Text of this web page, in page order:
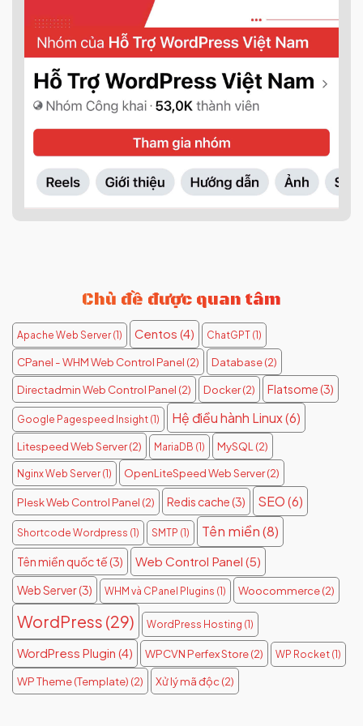
Chủ đề được quan tâm
Apache Web Server (1) Centos (4) ChatGPT (1)
CPanel - WHM Web Control Panel (2) Database(2)
Directadmin Web Control Panel (2) Docker(2) Flatsome(3)
Google Pagespeed Insight (1) Hệ điều hành Linux(6)
Litespeed Web Server(2) MariaDB (1) MySQL (2)
Nginx Web Server (1) OpenLiteSpeed Web Server(2)
Plesk Web Control Panel (2) Redis cache(3) SEO (6)
Shortcode Wordpress (1) SMTP (1) Tên miền(8)
Tên miền quốc tế(3) Web Control Panel (5)
Web Server(3) WHM và CPanel Plugins (1) Woocommerce(2)
WordPress (29) WordPress Hosting (1)
WordPress Plugin (4) WPCVN Perfex Store(2) WP Rocket (1)
WP Theme (Template) (2) Xử lý mã độc(2)